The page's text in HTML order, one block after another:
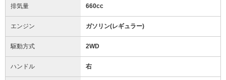
排気量 660cc
エンジン ガソリン(レギュラー)
駆動方式 2WD
ハンドル 右